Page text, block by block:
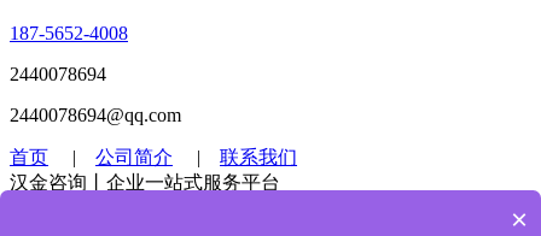
187-5652-4008
2440078694
2440078694@qq.com
首页 | 公司简介 | 联系我们
汉金咨询丨企业一站式服务平台
×